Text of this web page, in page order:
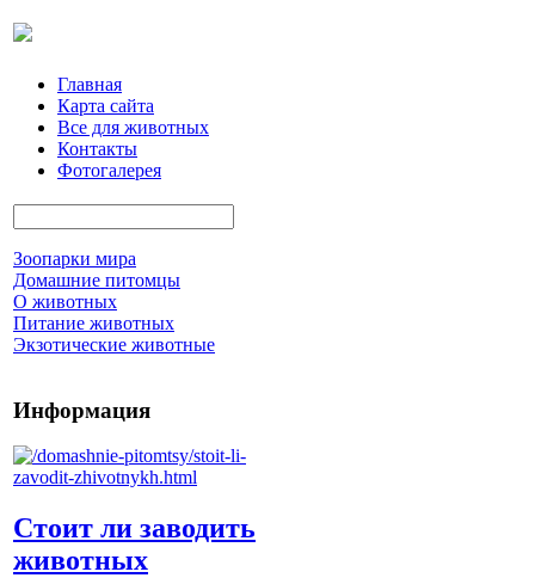
Главная
Карта сайта
Все для животных
Контакты
Фотогалерея
Зоопарки мира
Домашние питомцы
О животных
Питание животных
Экзотические животные
Информация
Стоит ли заводить
животных